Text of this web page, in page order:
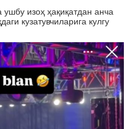
ушбу изоҳ ҳақиқатдан анча
кузатувчиларига кулгу